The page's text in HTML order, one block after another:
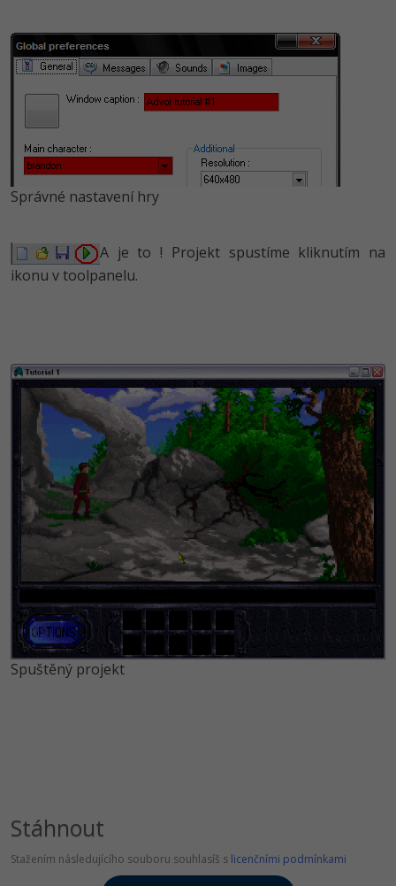
Správné nastavení hry
A je to ! Projekt spustíme kliknutím na
ikonu v toolpanelu.
Spuštěný projekt
Stáhnout
Stažením následujícího souboru souhlasíš s licenčními podmínkami